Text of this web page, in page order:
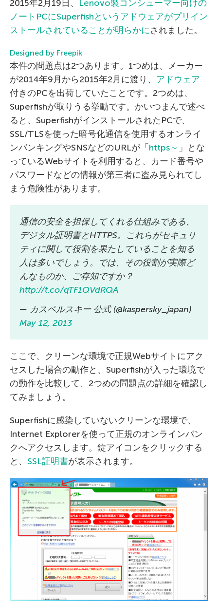
2015年2月19日、 Lenovo製コンシューマー向けの
ノートPCにSuperfishというアドウェアがプリイン
ストールされていることが明らかにされました。
Designed by Freepik
本件の問題点は2つあります。1つめは、メーカー
が2014年9月から2015年2月に渡り、 アドウェア
付きのPCを出荷していたことです。2つめは、
Superfishが取りうる挙動です。かいつまんで述べ
ると、SuperfishがインストールされたPCで、
SSL/TLSを使った暗号化通信を使用するオンライ
ンバンキングやSNSなどのURLが「 https～ 」とな
っているWebサイトを利用すると、カード番号や
パスワードなどの情報が第三者に盗み見られてし
まう危険性があります。
通信の安全を担保してくれる仕組みである、
デジタル証明書とHTTPS。これらがセキュリ
ティに関して役割を果たしていることを知る
人は多いでしょう。では、その役割が実際ど
んなものか、ご存知ですか？
http://t.co/qTF1QVdRQA
— カスペルスキー 公式 (@kaspersky_japan)
May 12, 2013
ここで、クリーンな環境で正規Webサイトにアク
セスした場合の動作と、Superfishが入った環境で
の動作を比較して、2つめの問題点の詳細を確認し
てみましょう。
Superfishに感染していないクリーンな環境で、
Internet Explorerを使って正規のオンラインバン
クへアクセスします。錠アイコンをクリックする
と、 SSL証明書が表示されます。